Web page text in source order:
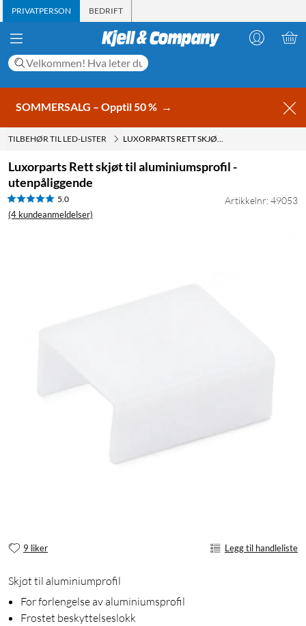
PRIVATPERSON BEDRIFT
SOMMERSALG – Opptil 50 % →
TILBEHØR TIL LED-LISTER LUXORPARTS RETT SKJØT TIL ALUMINIUMSPROFIL - UTENPÅLIGGENDE
Luxorparts Rett skjøt til aluminiumsprofil -
utenpåliggende
5.0
(4 kundeanmeldelser)
Artikkelnr: 49053
9 liker Legg til handleliste
Skjøt til aluminiumprofil
For forlengelse av aluminiumsprofil
Frostet beskyttelseslokk